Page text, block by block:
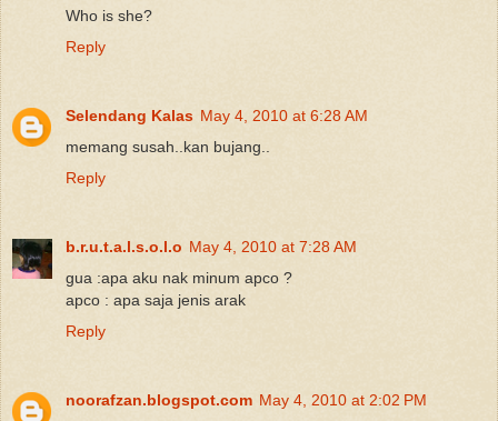
Who is she?
Reply
Selendang Kalas May 4, 2010 at 6:28 AM
memang susah..kan bujang..
Reply
b.r.u.t.a.l.s.o.l.o May 4, 2010 at 7:28 AM
gua :apa aku nak minum apco ?
apco : apa saja jenis arak
Reply
noorafzan.blogspot.com May 4, 2010 at 2:02 PM